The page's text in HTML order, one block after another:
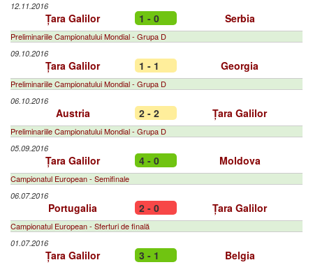
12.11.2016
Țara Galilor 1 - 0 Serbia
Preliminariile Campionatului Mondial - Grupa D
09.10.2016
Țara Galilor 1 - 1 Georgia
Preliminariile Campionatului Mondial - Grupa D
06.10.2016
Austria 2 - 2 Țara Galilor
Preliminariile Campionatului Mondial - Grupa D
05.09.2016
Țara Galilor 4 - 0 Moldova
Campionatul European - Semifinale
06.07.2016
Portugalia 2 - 0 Țara Galilor
Campionatul European - Sferturi de finală
01.07.2016
Țara Galilor 3 - 1 Belgia